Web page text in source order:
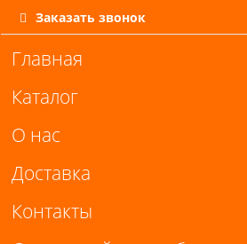
Заказать звонок
Главная
Каталог
О нас
Доставка
Контакты